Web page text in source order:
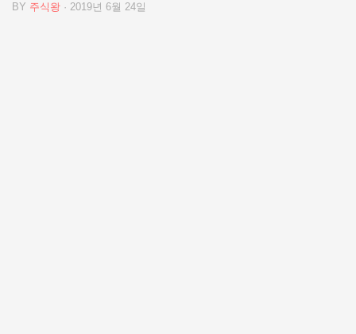
BY 주식왕 · 2019년 6월 24일